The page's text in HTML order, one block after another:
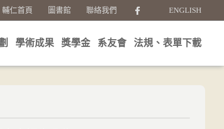
輔仁首頁 圖書館 聯絡我們 選擇你的語言
ENGLISH
學術成果 獎學金 系友會 法規、表單下載